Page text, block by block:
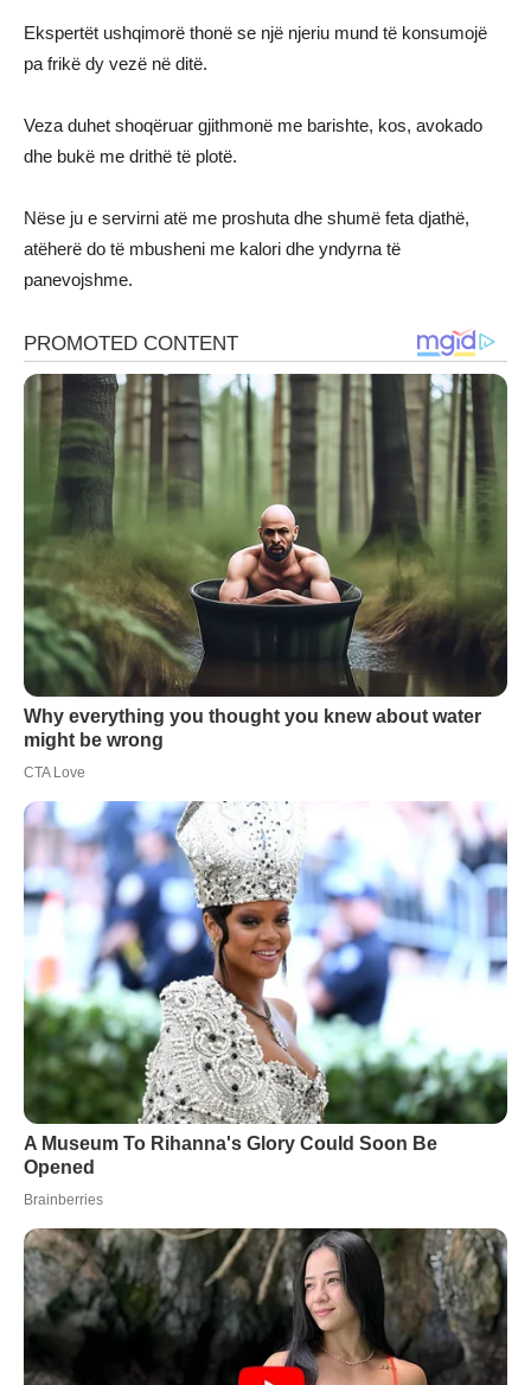
Ekspertët ushqimorë thonë se një njeriu mund të konsumojë
pa frikë dy vezë në ditë.
Veza duhet shoqëruar gjithmonë me barishte, kos, avokado
dhe bukë me drithë të plotë.
Nëse ju e servirni atë me proshuta dhe shumë feta djathë,
atëherë do të mbusheni me kalori dhe yndyrna të
panevojshme.